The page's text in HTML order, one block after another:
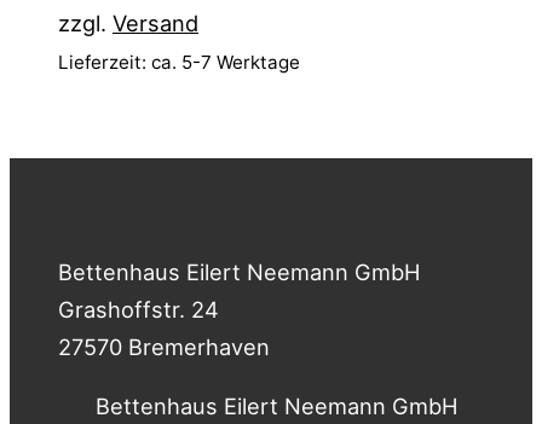
zzgl. Versand
Lieferzeit: ca. 5-7 Werktage
Bettenhaus Eilert Neemann GmbH
Grashoffstr. 24
27570 Bremerhaven
Bettenhaus Eilert Neemann GmbH